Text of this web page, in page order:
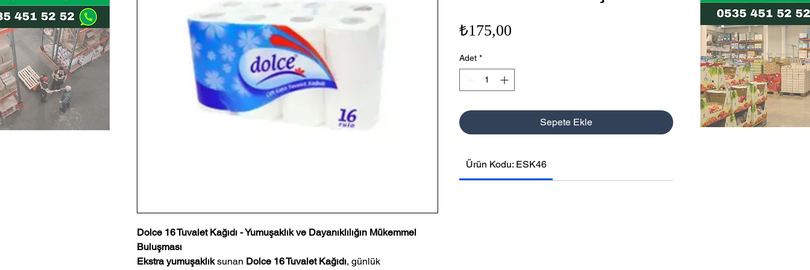
Dolce 16 Tuvalet Kağıdı - Yumuşaklık ve Dayanıklılığın Mükemmel
Buluşması
Ekstra yumuşaklıksunan Dolce 16 Tuvalet Kağıdı, günlük
₺175,00
Adet *
Sepete Ekle
Ürün Kodu: ESK46